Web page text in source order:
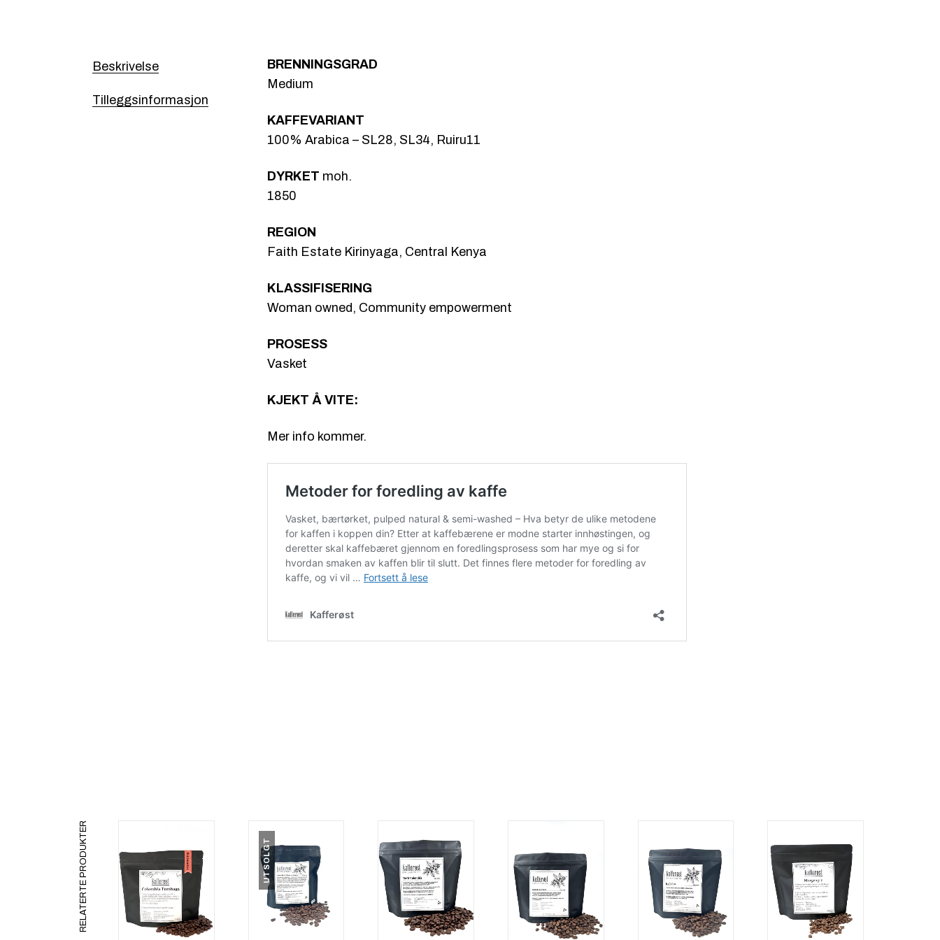
Beskrivelse
Tilleggsinformasjon
BRENNINGSGRAD
Medium
KAFFEVARIANT
100% Arabica – SL28, SL34, Ruiru11
DYRKET moh.
1850
REGION
Faith Estate Kirinyaga, Central Kenya
KLASSIFISERING
Woman owned, Community empowerment
PROSESS
Vasket
KJEKT Å VITE:
Mer info kommer.
RELATERTE PRODUKTER UTSOLGT